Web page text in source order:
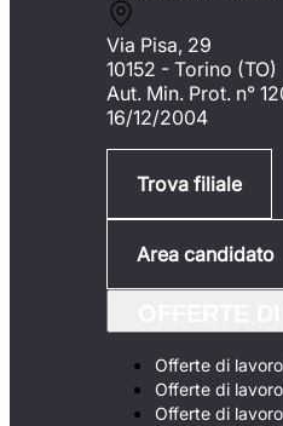
Via Pisa, 29
10152 - Torino (TO)
Aut. Min. Prot. n°
16/12/2004
Trova filiale
Area candidato
Offerte di
Offerte di
Offerte di